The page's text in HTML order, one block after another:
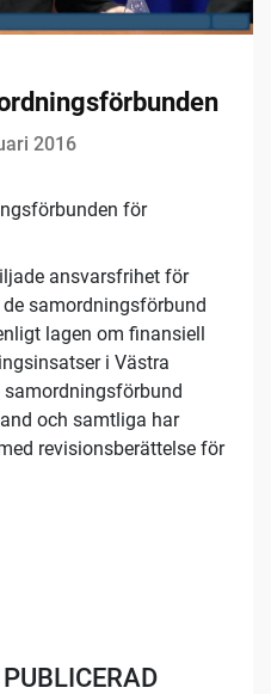
2016
för
ansvarsfrihet för
samordningsförbund
lagen om finansiell
i Västra
samordningsförbund
och samtliga har
revisionsberättelse för
PUBLICERAD